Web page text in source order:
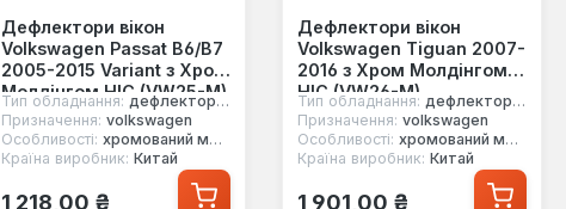
Дефлектори вікон
Volkswagen Passat B6/B7
2005-2015 Variant з Хром
Молдінгом HIC (VW25-M)
Тип обладнання: дефлектори вікон
Призначення: volkswagen
Особливості: хромований молдинг
Країна виробник: Китай
Звичайна ціна:
1 218,00 ₴
Дефлектори вікон
Volkswagen Tiguan 2007-
2016 з Хром Молдінгом
HIC (VW26-M)
Тип обладнання: дефлектори вікон
Призначення: volkswagen
Особливості: хромований молдинг
Країна виробник: Китай
Звичайна ціна:
1 901,00 ₴